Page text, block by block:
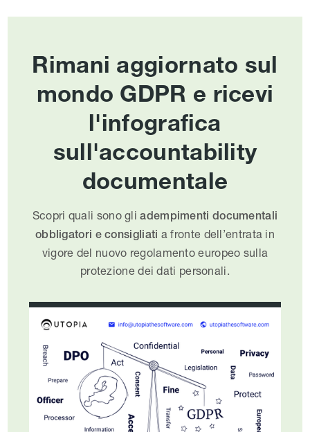
Rimani aggiornato sul
mondo GDPR e ricevi
l'infografica
sull'accountability
documentale
Scopri quali sono gliadempimenti documentali
obbligatori e consigliati a fronte dell’entrata in
vigore del nuovo regolamento europeo sulla
protezione dei dati personali.